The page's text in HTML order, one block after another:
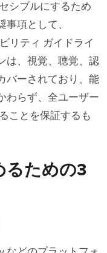
シブルにするため
項として、
リティ ガイドライ
は、視覚、聴覚、認
バーされており、能
わらず、全ユーザー
ことを保証するも
るための3